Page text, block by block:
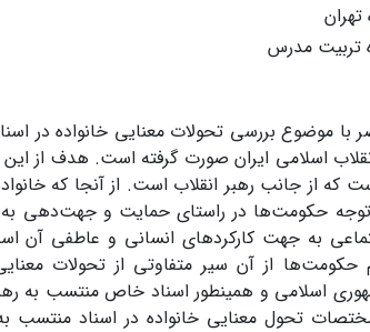
تهران
تربیت مدرس
موضوع بررسی تحولات معنایی خانواده در
اسلامی ایران صورت گرفته است. هدف از
که از جانب رهبر انقلاب است. از آنجا که
حکومت‌ها در راستای حمایت و جهت‌دهی به
به جهت کارکردهای انسانی و عاطفی آن
حکومت‌ها از آن سیر متفاوتی از تحولات
اسلامی و همینطور اسناد خاص منتسب به
تحول معنایی خانواده در اسناد منتسب